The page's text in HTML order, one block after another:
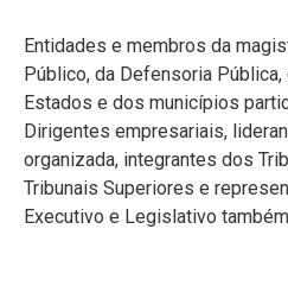
Entidades e membros da
Público, da Defensoria
Estados e dos municípios
Dirigentes empresariais,
organizada, integrantes dos
Tribunais Superiores e
Executivo e Legislativo